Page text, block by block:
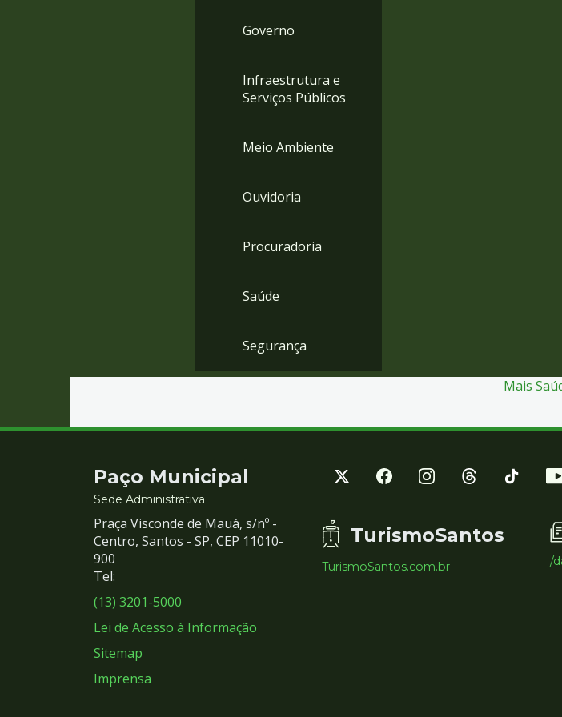
Governo
Infraestrutura e
Serviços Públicos
Meio Ambiente
Ouvidoria
Procuradoria
Saúde
Segurança
Mais
Contato
e
Redes
Sociais
Paço Municipal
Sede Administrativa
Praça Visconde de Mauá, s/nº -
Centro, Santos - SP, CEP 11010-
900
Tel:
(13) 3201-5000
Lei de Acesso à Informação
Sitemap
Imprensa
TurismoSantos
TurismoSantos.com.br /